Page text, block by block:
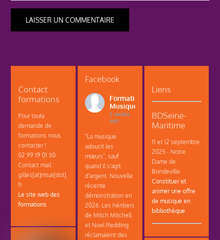
Contact
formations
Pour toute
demande de
formations nous
contacter !
02 99 19 01 50
Contact mail :
gilles[at]msai[dot]
fr
Le site web des
formations
Facebook
Formations
Musique
2 weeks
ago
"La musique
adoucit les
mœurs", sauf
quand il s'agit
d'argent. Nouvelle
récente
démonstration en
2026. Les héritiers
de Mitch Mitchell
et Noel Redding
réclamaient des
Liens
BDSeine-
Maritime
11 et 12 septembre
2025 - Notre
Dame de
Bondeville
Constituer et
animer une offre
de musique en
bibliothèque